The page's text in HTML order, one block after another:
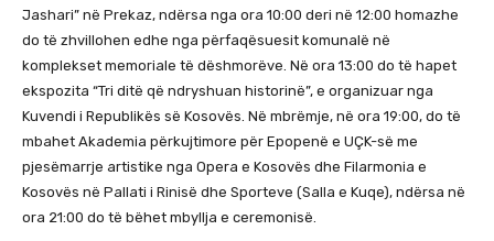
Jashari” në Prekaz, ndërsa nga ora 10:00 deri në 12:00 homazhe
do të zhvillohen edhe nga përfaqësuesit komunalë në
komplekset memoriale të dëshmorëve. Në ora 13:00 do të hapet
ekspozita “Tri ditë që ndryshuan historinë”, e organizuar nga
Kuvendi i Republikës së Kosovës. Në mbrëmje, në ora 19:00, do të
mbahet Akademia përkujtimore për Epopenë e UÇK-së me
pjesëmarrje artistike nga Opera e Kosovës dhe Filarmonia e
Kosovës në Pallati i Rinisë dhe Sporteve (Salla e Kuqe), ndërsa në
ora 21:00 do të bëhet mbyllja e ceremonisë.